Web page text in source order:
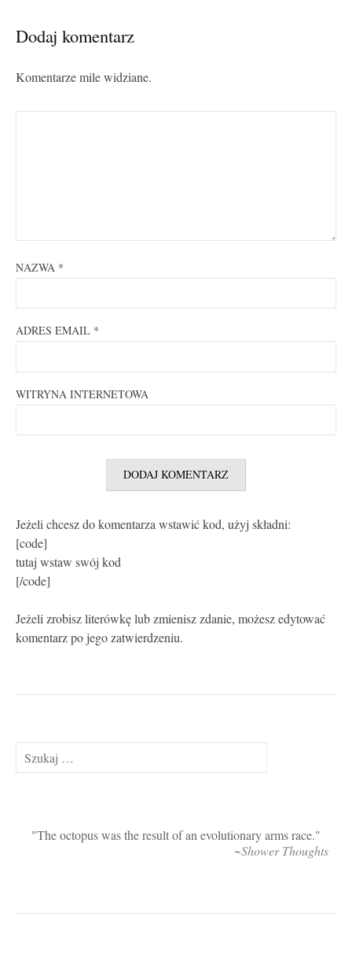
Dodaj komentarz
Komentarze mile widziane.
NAZWA *
ADRES EMAIL *
WITRYNA INTERNETOWA
Jeżeli chcesz do komentarza wstawić kod, użyj składni:
[code]
tutaj wstaw swój kod
[/code]
Jeżeli zrobisz literówkę lub zmienisz zdanie, możesz edytować
komentarz po jego zatwierdzeniu.
Szukaj:
The octopus was the result of an evolutionary arms race.
~Shower Thoughts